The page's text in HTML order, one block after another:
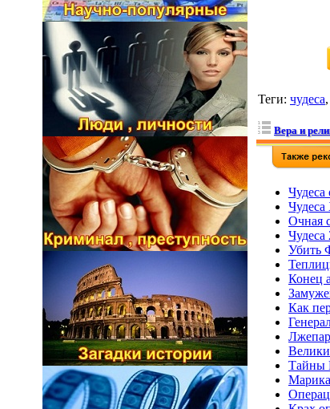
Теги: чудеса,
Вера и
Чудеса
Чудеса
Очная
Чудеса
Убить
Конец
Как
Тайны